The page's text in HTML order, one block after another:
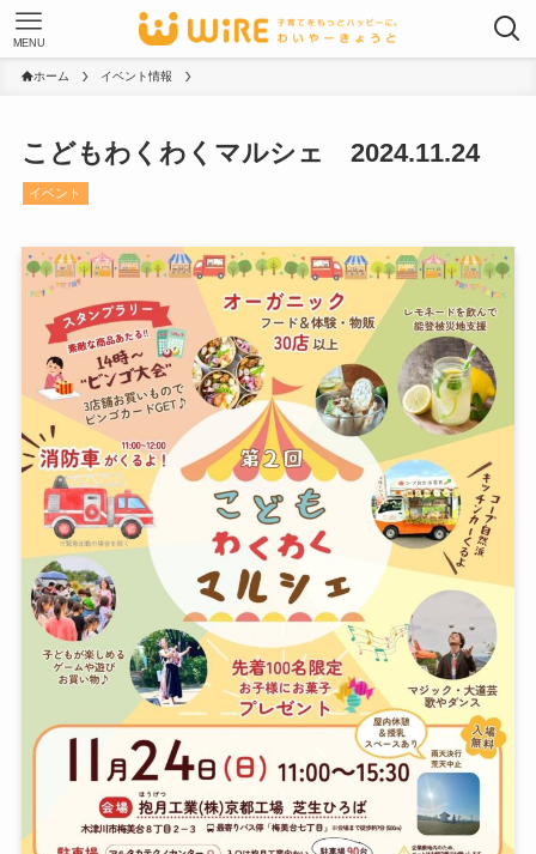
MENU
ホーム イベント情報
こどもわくわくマルシェ 2024.11.24
イベント